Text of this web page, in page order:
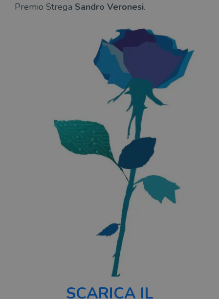
Premio Strega Sandro Veronesi.
SCARICA IL